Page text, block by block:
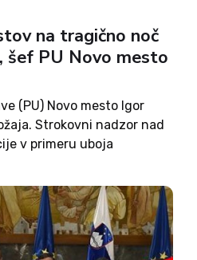
na tragično noč
šef PU Novo mesto
(PU) Novo mesto Igor
Strokovni nadzor nad
v primeru uboja
ravnanju policije na
Prvo posredovanje:...